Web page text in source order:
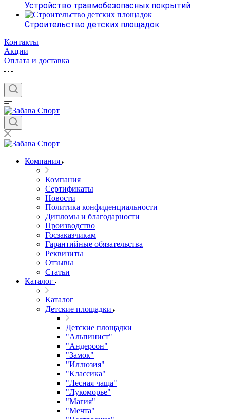
Устройство травмобезопасных покрытий
Строительство детских площадок
Контакты
Акции
Оплата и доставка
Компания
Компания
Сертификаты
Новости
Политика конфиденциальности
Дипломы и благодарности
Производство
Госзаказчикам
Гарантийные обязательства
Реквизиты
Отзывы
Статьи
Каталог
Каталог
Детские площадки
Детские площадки
"Альпинист"
"Андерсон"
"Замок"
"Иллюзия"
"Классика"
"Лесная чаща"
"Лукоморье"
"Магия"
"Мечта"